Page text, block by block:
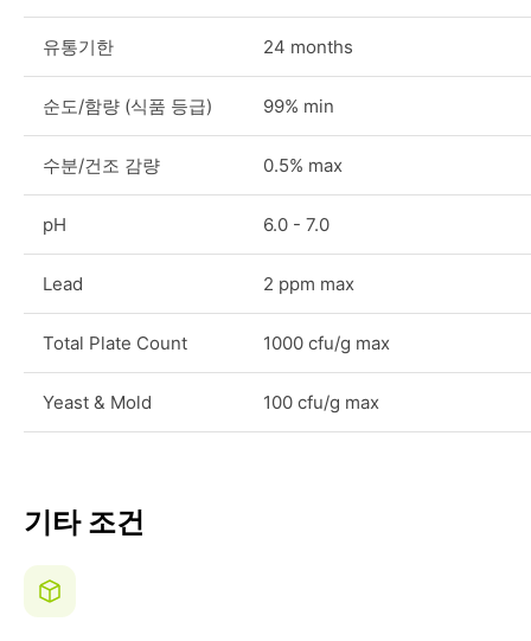
유통기한 24 months
순도/함량 (식품 등급) 99% min
수분/건조 감량 0.5% max
pH 6.0 - 7.0
Lead 2 ppm max
Total Plate Count 1000 cfu/g max
Yeast & Mold 100 cfu/g max
기타 조건